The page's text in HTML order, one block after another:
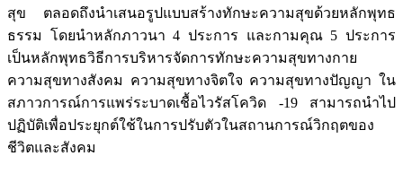
สุข ตลอดถึงนำเสนอรูปแบบสร้างทักษะความสุขด้วยหลักพุทธ
ธรรม โดยนำหลักภาวนา 4 ประการ และกามคุณ 5 ประการ
เป็นหลักพุทธวิธีการบริหารจัดการทักษะความสุขทางกาย
ความสุขทางสังคม ความสุขทางจิตใจ ความสุขทางปัญญา ใน
สภาวการณ์การแพร่ระบาดเชื้อไวรัสโควิด -19 สามารถนำไป
ปฏิบัติเพื่อประยุกต์ใช้ในการปรับตัวในสถานการณ์วิกฤตของ
ชีวิตและสังคม